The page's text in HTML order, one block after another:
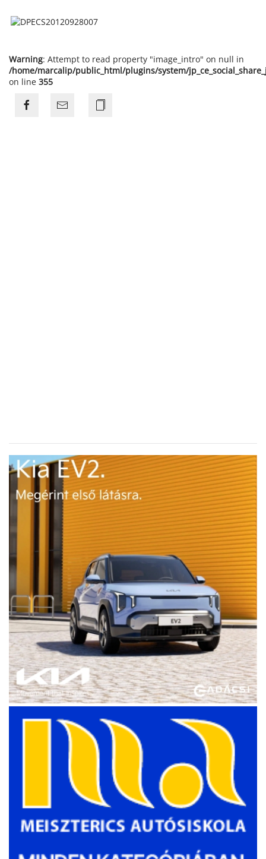
Warning: Attempt to read property "image_intro" on null in
/home/marcalip/public_html/plugins/system/
on line 355